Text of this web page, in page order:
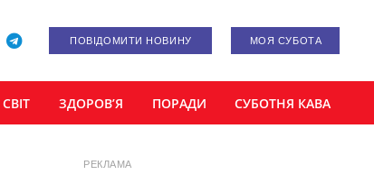
ПОВІДОМИТИ НОВИНУ МОЯ СУБОТА
СВІТ ЗДОРОВ’Я ПОРАДИ СУБОТНЯ КАВА
РЕКЛАМА